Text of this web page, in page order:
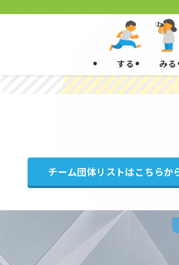
する みる
チーム団体リストはこちらか